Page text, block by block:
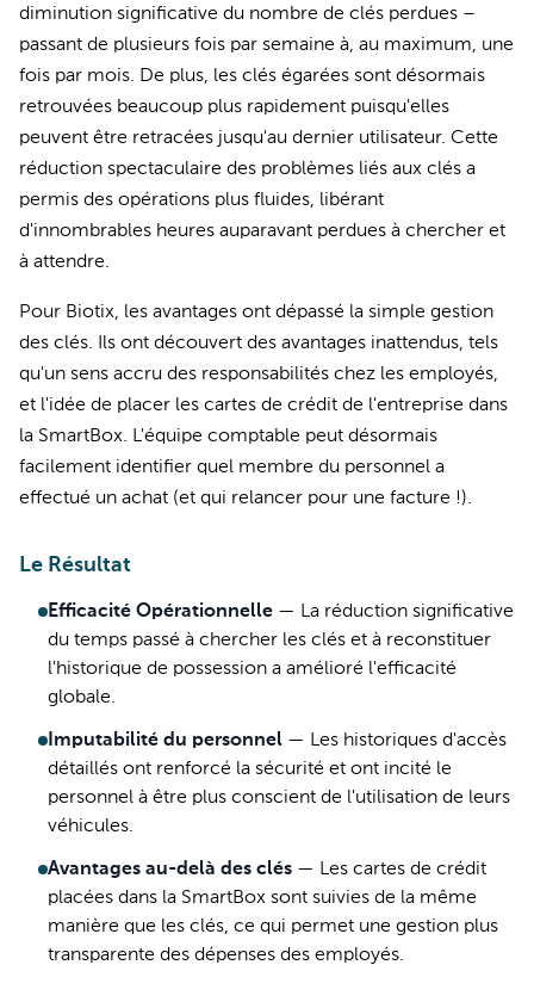
diminution significative du nombre de clés perdues –
passant de plusieurs fois par semaine à, au maximum, une
fois par mois. De plus, les clés égarées sont désormais
retrouvées beaucoup plus rapidement puisqu'elles
peuvent être retracées jusqu'au dernier utilisateur. Cette
réduction spectaculaire des problèmes liés aux clés a
permis des opérations plus fluides, libérant
d'innombrables heures auparavant perdues à chercher et
à attendre.
Pour Biotix, les avantages ont dépassé la simple gestion
des clés. Ils ont découvert des avantages inattendus, tels
qu'un sens accru des responsabilités chez les employés,
et l'idée de placer les cartes de crédit de l'entreprise dans
la SmartBox. L'équipe comptable peut désormais
facilement identifier quel membre du personnel a
effectué un achat (et qui relancer pour une facture !).
Le Résultat
Efficacité Opérationnelle — La réduction significative
du temps passé à chercher les clés et à reconstituer
l'historique de possession a amélioré l'efficacité
globale.
Imputabilité du personnel — Les historiques d'accès
détaillés ont renforcé la sécurité et ont incité le
personnel à être plus conscient de l'utilisation de leurs
véhicules.
Avantages au-delà des clés — Les cartes de crédit
placées dans la SmartBox sont suivies de la même
manière que les clés, ce qui permet une gestion plus
transparente des dépenses des employés.